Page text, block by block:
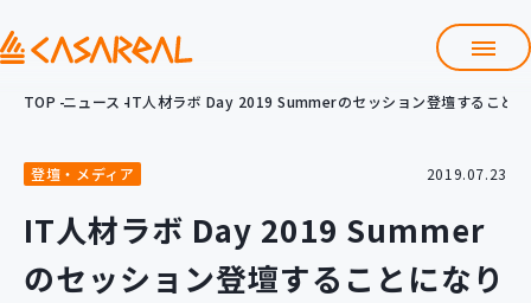
会社情報
サービス
プロダクト開発支援
クラウド導入支援 Git導入支援
TOP ニュース IT人材ラボ Day 2019 Summerのセッション登壇すること
登壇・メディア 2019.07.23
IT人材ラボ Day 2019 Summer
のセッション登壇することになり